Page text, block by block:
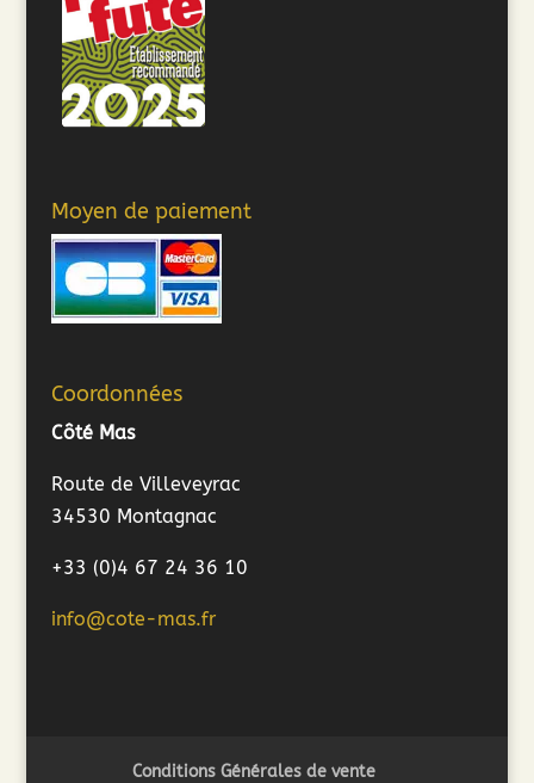
Moyen de paiement
Coordonnées
Côté Mas
Route de Villeveyrac
34530 Montagnac
+33 (0)4 67 24 36 10
info@cote-mas.fr
Conditions Générales de vente